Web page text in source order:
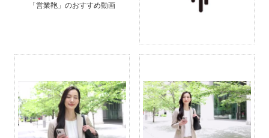
「営業鞄」のおすすめ動画